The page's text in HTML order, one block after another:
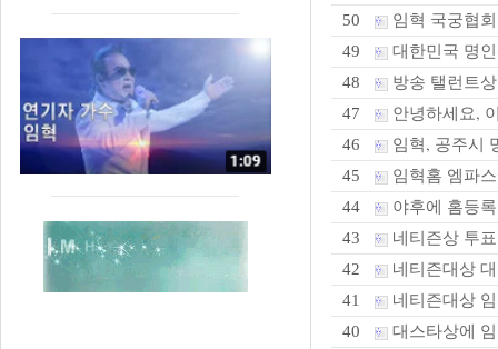
50 임혁 국궁협
49 대한민국 명
48 방송 탤런트
47 안녕하세요,
46 임혁, 공주시
45 임혁홈 엠파
44 야후에 홈등
43 네티즌상 투
42 네티즌대상
41 네티즌대상
40 대스타상에